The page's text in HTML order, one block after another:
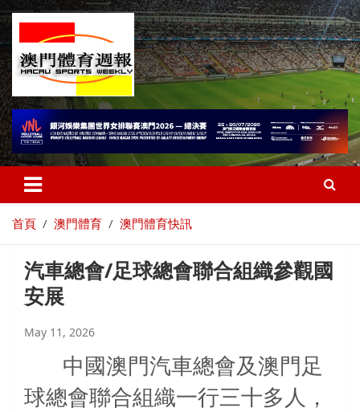
首頁 澳門體育 澳門體育快訊
汽車總會/足球總會聯合組織參觀國
安展
May 11, 2026
中國澳門汽車總會及澳門足
球總會聯合組織一行三十多人 ，